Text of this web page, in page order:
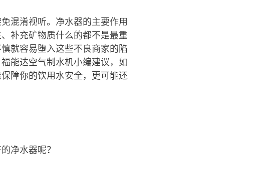
混淆视听。净水器的主要作用
补充矿物质什么的都不是最重
就容易堕入这些不良商家的陷
能达空气制水机小编建议，如
障你的饮用水安全，更可能还
净水器呢？